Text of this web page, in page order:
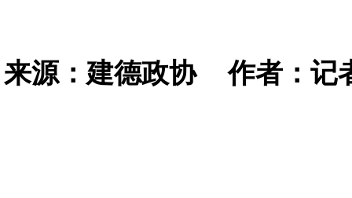
来源：建德政协作者：记